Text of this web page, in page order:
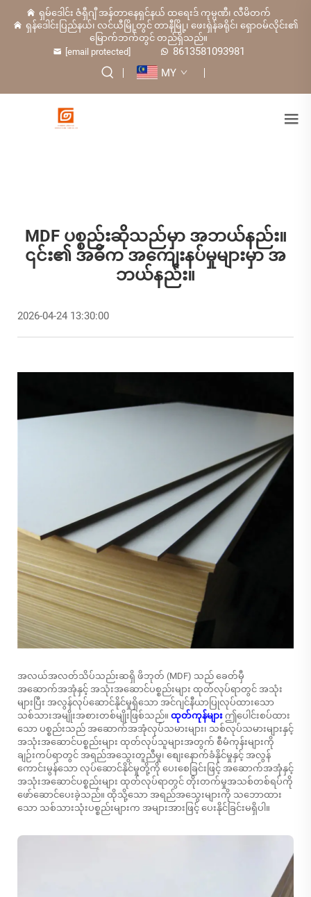
ရှမ်ဒေါင်း ဇံရှီဂျီ အန်တာနေရှင်နယ် ထရေးဒ် ကုမ္ပဏီ၊ လီမိတက်
ရှန်ဒေါင်းပြည်နယ်၊ လင်ယီမြို့တွင် တာနီမြို့၊ ဖေးရှဲန်ခရိုင်၊ ရှောဝမ်လိုင်း၏
မြောက်ဘက်တွင် တည်ရှိသည်။
[email protected]
8613581093981
MY
MDF ပစ္စည်းဆိုသည်မှာ အဘယ်နည်း။
၎င်း၏ အဓိက အကျေးနပ်မှုများမှာ အ
ဘယ်နည်း။
2026-04-24 13:30:00
အလယ်အလတ်သိပ်သည်းဆရှိ ဖိဘုတ် (MDF) သည် ခေတ်မှီ
အဆောက်အအုံနှင့် အသုံးအဆောင်ပစ္စည်းများ ထုတ်လုပ်ရာတွင် အသုံး
များပြီး အလွန်လုပ်ဆောင်နိုင်မှုရှိသော အင်ဂျင်နီယာပြုလုပ်ထားသော
သစ်သားအမျိုးအစားတစ်မျိုးဖြစ်သည်။ ထုတ်ကုန်များ ဤပေါင်းစပ်ထား
သော ပစ္စည်းသည် အဆောက်အအုံလုပ်သမားများ၊ သစ်လုပ်သမားများနှင့်
အသုံးအဆောင်ပစ္စည်းများ ထုတ်လုပ်သူများအတွက် စီမံကုန်းများကို
ချဉ်းကပ်ရာတွင် အရည်အသွေးတူညီမှု၊ စျေးနောက်ခံနိုင်မှုနှင့် အလွန်
ကောင်းမွန်သော လုပ်ဆောင်နိုင်မှုတို့ကို ပေးစေခြင်းဖြင့် အဆောက်အအုံနှင့်
အသုံးအဆောင်ပစ္စည်းများ ထုတ်လုပ်ရာတွင် တိုးတက်မှုအသစ်တစ်ရပ်ကို
ဖော်ဆောင်ပေးခဲ့သည်။ ထိုသို့သော အရည်အသွေးများကို သဘောထား
သော သစ်သားသုံးပစ္စည်းများက အများအားဖြင့် ပေးနိုင်ခြင်းမရှိပါ။